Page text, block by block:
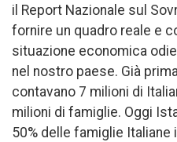
il Report Nazionale sul
fornire un quadro reale e
situazione economica
nel nostro paese. Già
contavano 7 milioni di
milioni di famiglie. Oggi
50% delle famiglie